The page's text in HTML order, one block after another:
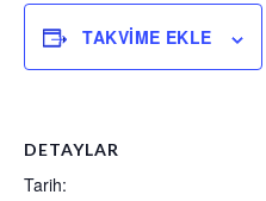
TAKVIME EKLE
DETAYLAR
Tarih: